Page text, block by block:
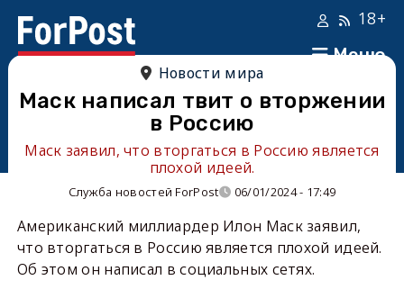
Меню
18+
Новости мира
Маск написал твит о вторжении
в Россию
Маск заявил, что вторгаться в Россию является
плохой идеей.
Служба новостей ForPost 06/01/2024 - 17:49
Американский миллиардер Илон Маск заявил,
что вторгаться в Россию является плохой идеей.
Об этом он написал в социальных сетях.